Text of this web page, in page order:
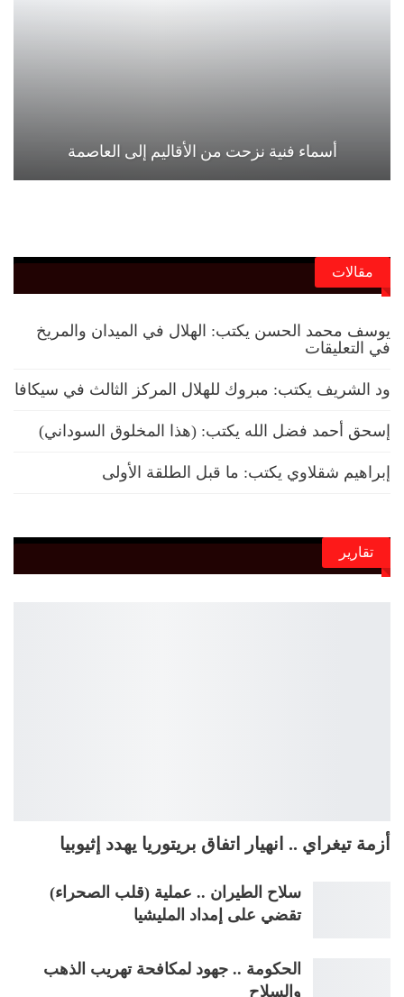
أسماء فنية نزحت من الأقاليم إلى العاصمة
مقالات
يوسف محمد الحسن يكتب: الهلال في الميدان والمريخ
في التعليقات
ود الشريف يكتب: مبروك للهلال المركز الثالث في سيكافا
إسحق أحمد فضل الله يكتب: (هذا المخلوق السوداني)
إبراهيم شقلاوي يكتب: ما قبل الطلقة الأولى
تقارير
أزمة تيغراي .. انهيار اتفاق بريتوريا يهدد إثيوبيا
سلاح الطيران .. عملية (قلب الصحراء)
تقضي على إمداد المليشيا
الحكومة .. جهود لمكافحة تهريب الذهب
والسلاح